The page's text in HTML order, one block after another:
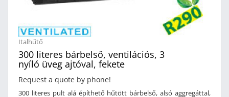
Italhűtő
300 literes bárbelső, ventilációs, 3
nyíló üveg ajtóval, fekete
Request a quote by phone!
300 literes pult alá építhető hűtött bárbelső, alsó aggregáttal,